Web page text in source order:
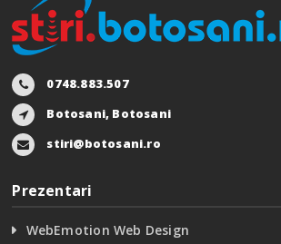
0748.883.507
Botosani, Botosani
stiri@botosani.ro
Prezentari
WebEmotion Web Design